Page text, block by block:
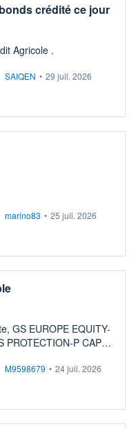
crédité ce jour
Agricole .
SAIQEN • 29 juil. 2026
marino83 • 25 juil. 2026
GS EUROPE EQUITY-
PROTECTION-P CAP
...
M9598679 • 24 juil. 2026